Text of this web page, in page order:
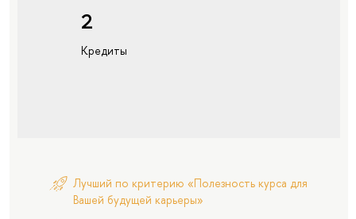
2
Кредиты
Лучший по критерию «Полезность курса для
Вашей будущей карьеры»